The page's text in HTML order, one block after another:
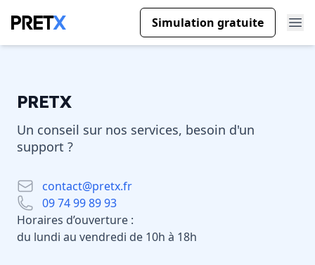
Simulation gratuite
PRETX
Un conseil sur nos services, besoin d'un
support ?
Emailcontact@pretx.fr
09 74 99 89 93
Horaires d’ouverture :
du lundi au vendredi de 10h à 18h